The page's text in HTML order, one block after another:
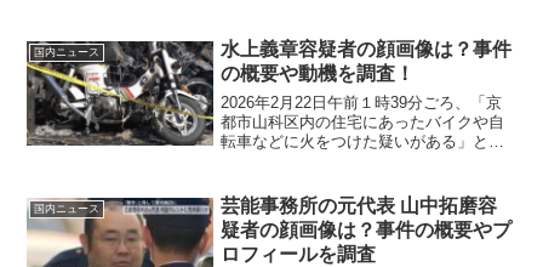
訴）されました。今回は事件の概要から
経緯、大内拓...
国内ニュース
水上義章容疑者の顔画像は？事件
の概要や動機を調査！
2026年2月22日午前１時39分ごろ、「京
都市山科区内の住宅にあったバイクや自
転車などに火をつけた疑いがある」とし
は事件の概要から経緯、水上義章容疑者
の顔画像や...
国内ニュース
芸能事務所の元代表 山中拓磨容
疑者の顔画像は？事件の概要やプ
ロフィールを調査